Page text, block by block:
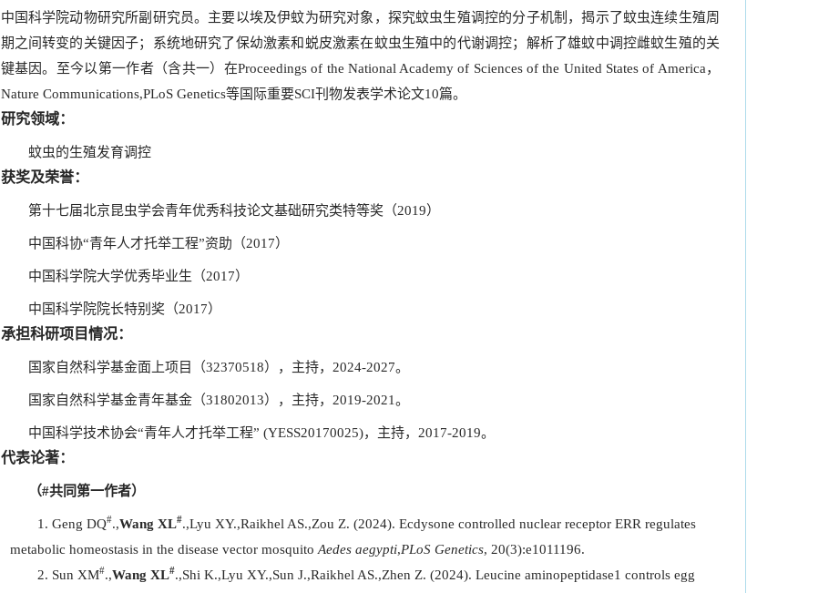
中国科学院动物研究所副研究员。主要以埃及伊蚊为研究对象，探究蚊虫生殖调控的分子机制，揭示了蚊虫连续生殖周
期之间转变的关键因子；系统地研究了保幼激素和蜕皮激素在蚊虫生殖中的代谢调控；解析了雄蚊中调控雌蚊生殖的关
键基因。至今以第一作者（含共一）在Proceedings of the National Academy of Sciences of the United States of America，
Nature Communications,PLoS Genetics等国际重要SCI刊物发表学术论文10篇。
研究领域：
蚊虫的生殖发育调控
获奖及荣誉：
第十七届北京昆虫学会青年优秀科技论文基础研究类特等奖（2019）
中国科协“青年人才托举工程”资助（2017）
中国科学院大学优秀毕业生（2017）
中国科学院院长特别奖（2017）
承担科研项目情况：
国家自然科学基金面上项目（32370518），主持，2024-2027。
国家自然科学基金青年基金（31802013），主持，2019-2021。
中国科学技术协会“青年人才托举工程” (YESS20170025)，主持，2017-2019。
代表论著：
（#共同第一作者）
Geng DQ#.,Wang XL#.,Lyu XY.,Raikhel AS.,Zou Z. (2024). Ecdysone controlled nuclear receptor ERR regulates
metabolic homeostasis in the disease vector mosquito Aedes aegypti,PLoS Genetics, 20(3):e1011196.
Sun XM#.,Wang XL#.,Shi K.,Lyu XY.,Sun J.,Raikhel AS.,Zhen Z. (2024). Leucine aminopeptidase1 controls egg